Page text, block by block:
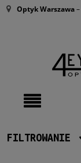
Optyk Warszawa–
FILTROWANIE